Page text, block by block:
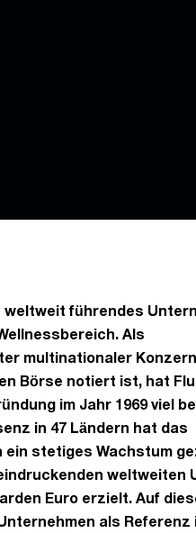
weltweit führendes
Als
multinationaler
Börse notiert ist, hat
im Jahr 1969 viel
in 47 Ländern hat das
ein stetiges Wachstum
weltweiten
Euro erzielt. Auf
als Referenz